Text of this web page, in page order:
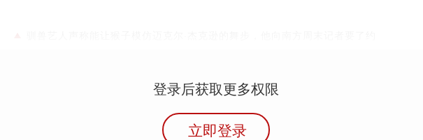
登录后获取更多权限
立即登录